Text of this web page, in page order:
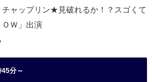
チャップリン★見破れるか！？スゴくて
Ｗ」出演
分～